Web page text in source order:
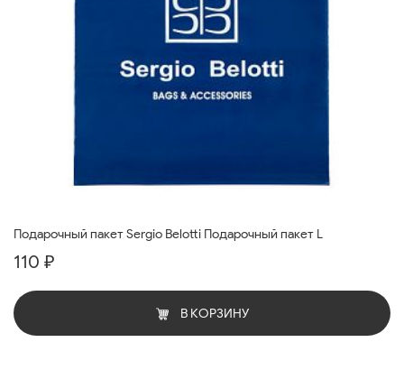
Подарочный пакет Sergio Belotti Подарочный пакет L
110 ₽
В КОРЗИНУ